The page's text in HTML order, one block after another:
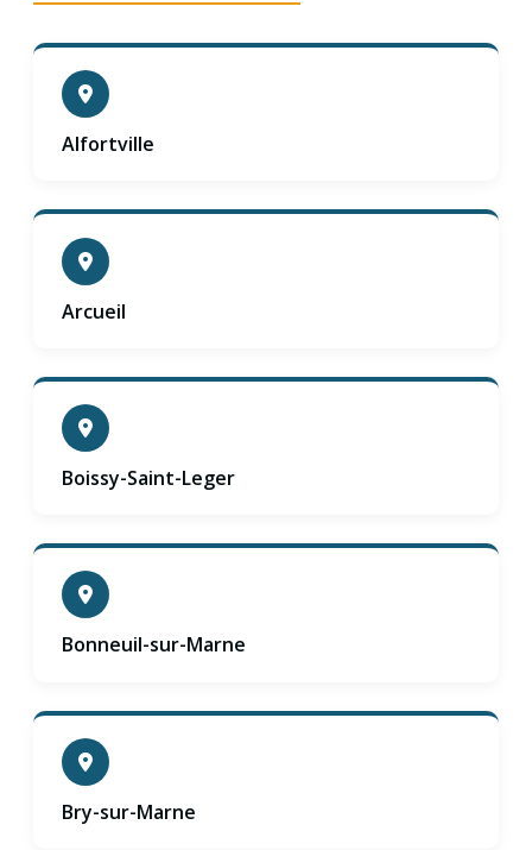
Alfortville
Arcueil
Boissy-Saint-Leger
Bonneuil-sur-Marne
Bry-sur-Marne